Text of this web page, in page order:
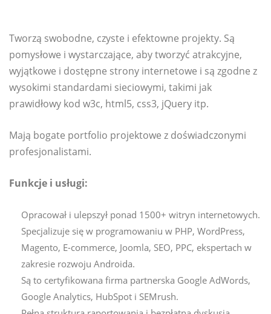
Tworzą swobodne, czyste i efektowne projekty. Są
pomysłowe i wystarczające, aby tworzyć atrakcyjne,
wyjątkowe i dostępne strony internetowe i są zgodne z
wysokimi standardami sieciowymi, takimi jak
prawidłowy kod w3c, html5, css3, jQuery itp.
Mają bogate portfolio projektowe z doświadczonymi
profesjonalistami.
Funkcje i usługi:
Opracował i ulepszył ponad 1500+ witryn internetowych.
Specjalizuje się w programowaniu w PHP, WordPress,
Magento, E-commerce, Joomla, SEO, PPC, ekspertach w
zakresie rozwoju Androida.
Są to certyfikowana firma partnerska Google AdWords,
Google Analytics, HubSpot i SEMrush.